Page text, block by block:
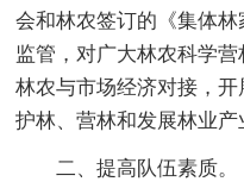
会和林农签订的《集体
监管，对广大林农科学
林农与市场经济对接，开
护林、营林和发展林业产
二、提高队伍素质。